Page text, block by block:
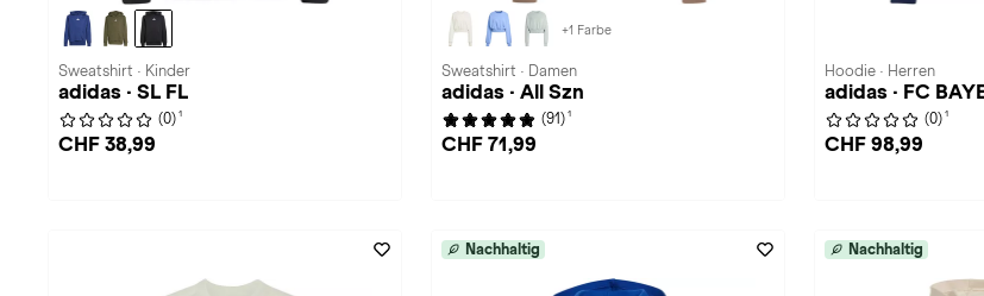
Sweatshirt · Kinder
adidas · SL FL
(0) 1
CHF 38,99
+1 Farbe
Sweatshirt · Damen
adidas · All Szn
(91) 1
CHF 71,99
Hoodie · Herren
adidas · FC
(0) 1
CHF 98,99
Nachhaltig Nachhaltig